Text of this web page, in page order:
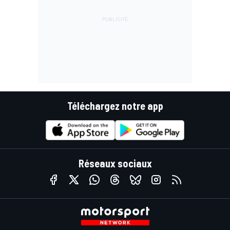
Téléchargez notre app
Réseaux sociaux